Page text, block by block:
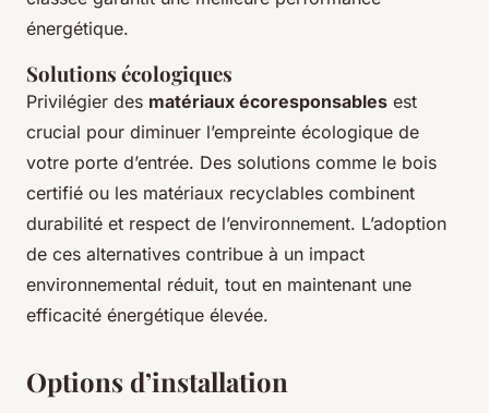
énergétique.
Solutions écologiques
Privilégier des matériaux écoresponsables est
crucial pour diminuer l’empreinte écologique de
votre porte d’entrée. Des solutions comme le bois
certifié ou les matériaux recyclables combinent
durabilité et respect de l’environnement. L’adoption
de ces alternatives contribue à un impact
environnemental réduit, tout en maintenant une
efficacité énergétique élevée.
Options d’installation